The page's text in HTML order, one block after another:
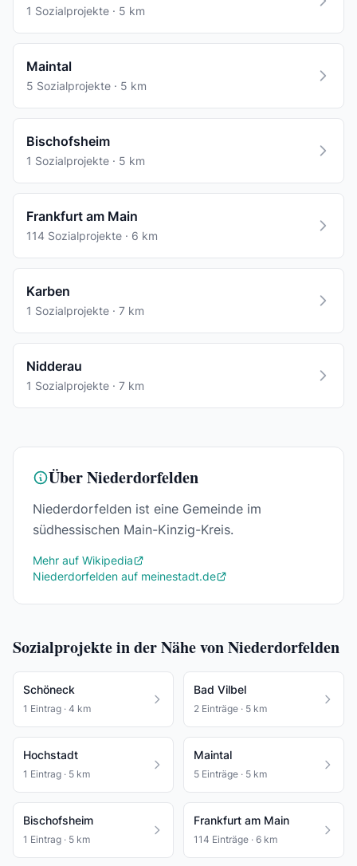
1 Sozialprojekte · 5 km
Maintal
5 Sozialprojekte · 5 km
Bischofsheim
1 Sozialprojekte · 5 km
Frankfurt am Main
114 Sozialprojekte · 6 km
Karben
1 Sozialprojekte · 7 km
Nidderau
1 Sozialprojekte · 7 km
Über Niederdorfelden
Niederdorfelden ist eine Gemeinde im
südhessischen Main-Kinzig-Kreis.
Mehr auf Wikipedia
Niederdorfelden auf meinestadt.de
Sozialprojekte in der Nähe von Niederdorfelden
Schöneck
1 Eintrag · 4 km
Bad Vilbel
2 Einträge · 5 km
Hochstadt
1 Eintrag · 5 km
Maintal
5 Einträge · 5 km
Bischofsheim
1 Eintrag · 5 km
Frankfurt am Main
114 Einträge · 6 km